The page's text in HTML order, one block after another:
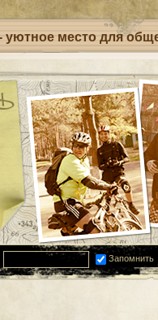
уютное место для
Запомнить